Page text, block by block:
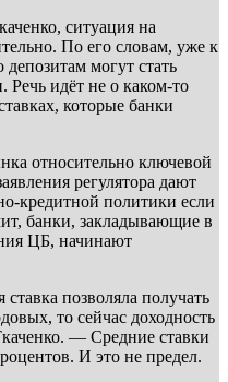
ситуация на
По его словам, уже к
могут стать
Речь идёт не о каком-то
которые банки
относительно ключевой
регулятора дают
кредитной политики если
банки, закладывающие в
ЦБ, начинают
позволяла получать
то сейчас доходность
— Средние ставки
И это не предел.